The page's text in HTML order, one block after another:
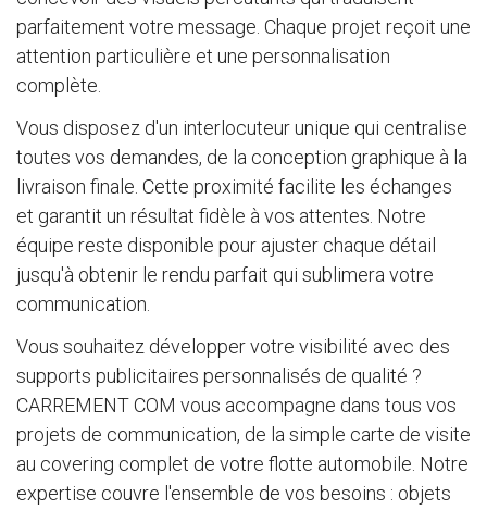
parfaitement votre message. Chaque projet reçoit une
attention particulière et une personnalisation
complète.
Vous disposez d'un interlocuteur unique qui centralise
toutes vos demandes, de la conception graphique à la
livraison finale. Cette proximité facilite les échanges
et garantit un résultat fidèle à vos attentes. Notre
équipe reste disponible pour ajuster chaque détail
jusqu'à obtenir le rendu parfait qui sublimera votre
communication.
Vous souhaitez développer votre visibilité avec des
supports publicitaires personnalisés de qualité ?
CARREMENT COM vous accompagne dans tous vos
projets de communication, de la simple carte de visite
au covering complet de votre flotte automobile. Notre
expertise couvre l'ensemble de vos besoins : objets